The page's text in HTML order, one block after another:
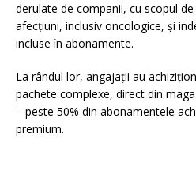
derulate de companii, cu scopul
afecțiuni, inclusiv oncologice, și
incluse în abonamente.
La rândul lor, angajații au
pachete complexe, direct din
– peste 50% din abonamentele
premium.